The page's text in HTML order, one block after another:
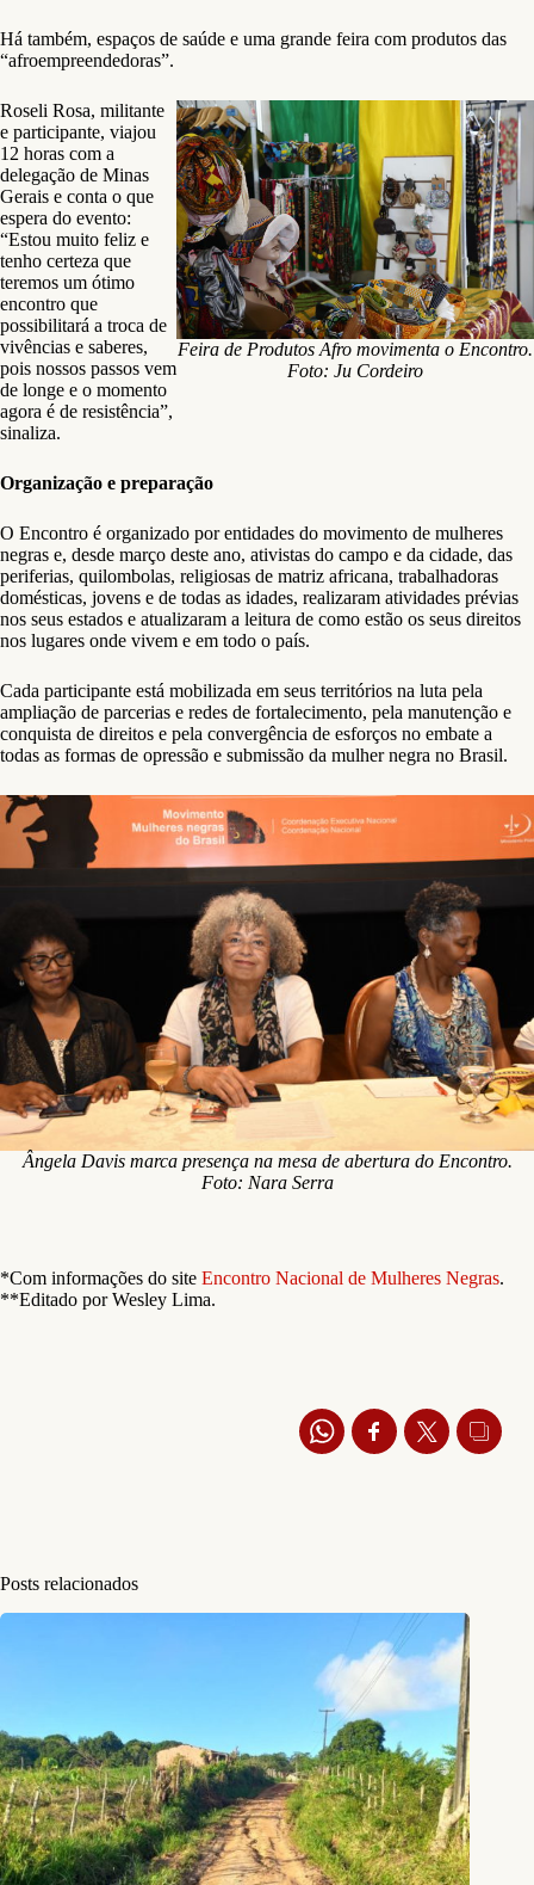
Há também, espaços de saúde e uma grande feira com produtos das
“afroempreendedoras”.
Feira de Produtos Afro movimenta o Encontro.
Foto: Ju Cordeiro
Roseli Rosa, militante
e participante, viajou
12 horas com a
delegação de Minas
Gerais e conta o que
espera do evento:
“Estou muito feliz e
tenho certeza que
teremos um ótimo
encontro que
possibilitará a troca de
vivências e saberes,
pois nossos passos vem
de longe e o momento
agora é de resistência”,
sinaliza.
Organização e preparação
O Encontro é organizado por entidades do movimento de mulheres
negras e, desde março deste ano, ativistas do campo e da cidade, das
periferias, quilombolas, religiosas de matriz africana, trabalhadoras
domésticas, jovens e de todas as idades, realizaram atividades prévias
nos seus estados e atualizaram a leitura de como estão os seus direitos
nos lugares onde vivem e em todo o país.
Cada participante está mobilizada em seus territórios na luta pela
ampliação de parcerias e redes de fortalecimento, pela manutenção e
conquista de direitos e pela convergência de esforços no embate a
todas as formas de opressão e submissão da mulher negra no Brasil.
Ângela Davis marca presença na mesa de abertura do Encontro.
Foto: Nara Serra
*Com informações do site Encontro Nacional de Mulheres Negras.
**Editado por Wesley Lima.
Posts relacionados